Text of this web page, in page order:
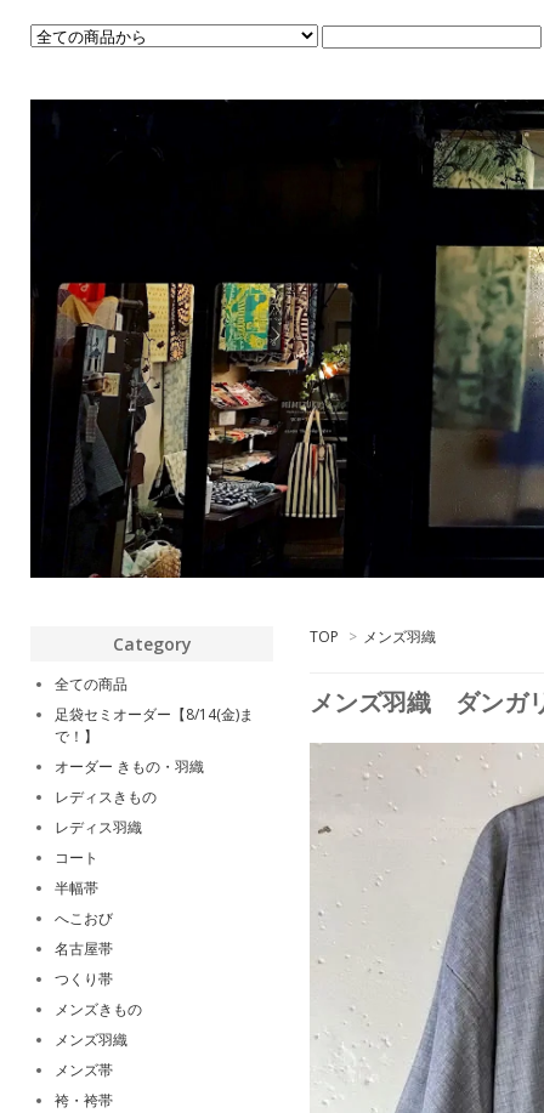
TOP > メンズ羽織
メンズ羽織 ダンガ
Category
全ての商品
足袋セミオーダー【8/14(金)ま
で！】
オーダー きもの・羽織
レディスきもの
レディス羽織
コート
半幅帯
へこおび
名古屋帯
つくり帯
メンズきもの
メンズ羽織
メンズ帯
袴・袴帯